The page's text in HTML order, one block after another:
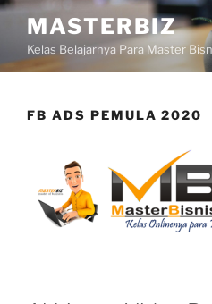
Skip
content
MASTERBIZ
Kelas Belajarnya Para Master
FB ADS PEMULA 2020